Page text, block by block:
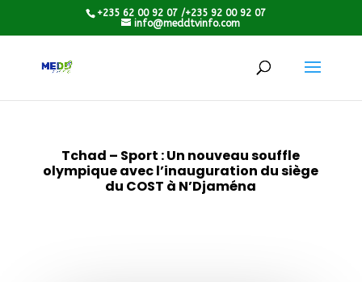
+235 62 00 92 07 /+235 92 00 92 07
info@meddtvinfo.com
Tchad – Sport : Un nouveau souffle
olympique avec l’inauguration du siège
du COST à N’Djaména